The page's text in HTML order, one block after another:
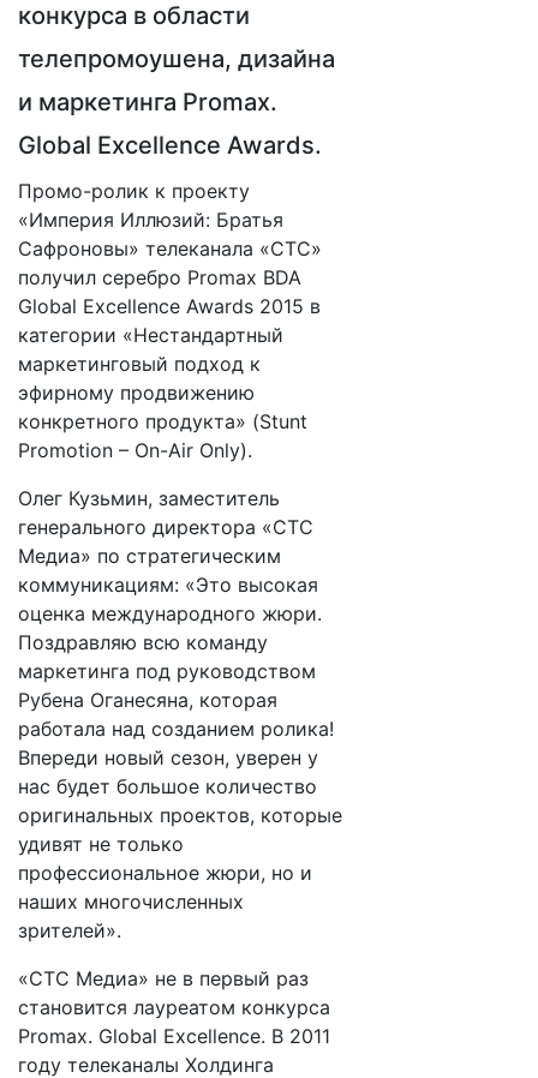
конкурса в области
телепромоушена, дизайна
и маркетинга Promax.
Global Excellence Awards.
Промо-ролик к проекту
«Империя Иллюзий: Братья
Сафроновы» телеканала «СТС»
получил серебро Promax BDA
Global Excellence Awards 2015 в
категории «Нестандартный
маркетинговый подход к
эфирному продвижению
конкретного продукта» (Stunt
Promotion – On-Air Only).
Олег Кузьмин, заместитель
генерального директора «СТС
Медиа» по стратегическим
коммуникациям: «Это высокая
оценка международного жюри.
Поздравляю всю команду
маркетинга под руководством
Рубена Оганесяна, которая
работала над созданием ролика!
Впереди новый сезон, уверен у
нас будет большое количество
оригинальных проектов, которые
удивят не только
профессиональное жюри, но и
наших многочисленных
зрителей».
«СТС Медиа» не в первый раз
становится лауреатом конкурса
Promax. Global Excellence. В 2011
году телеканалы Холдинга